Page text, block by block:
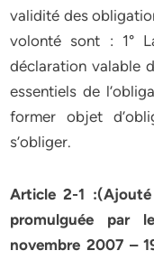
validité des
volonté sont : 1°
déclaration valable
essentiels de
former objet
s’obliger.
Article 2-1
promulguée par
novembre 2007 –